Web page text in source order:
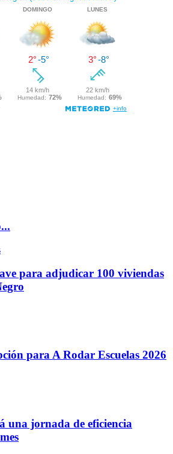
para adjudicar 100 viviendas
para A Rodar Escuelas 2026
una jornada de eficiencia